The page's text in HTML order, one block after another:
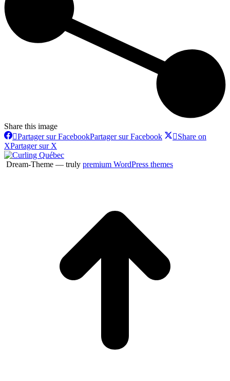
Share this image
Partager sur FacebookPartager sur Facebook
Share on
XPartager sur X
Dream-Theme — truly premium WordPress themes